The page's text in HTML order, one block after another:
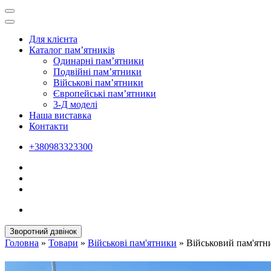
Для клієнта
Каталог пам’ятників
Одинарні пам’ятники
Подвійні пам’ятники
Військові пам’ятники
Європейські пам’ятники
3-Д моделі
Наша виставка
Контакти
+380983323300
Зворотний дзвінок
Головна » Товари » Військові пам'ятники » Військовий